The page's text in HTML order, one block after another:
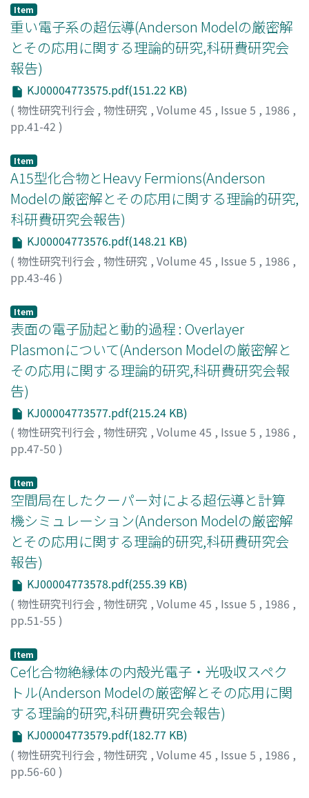
Item
重い電子系の超伝導(Anderson Modelの厳密解
とその応用に関する理論的研究,科研費研究会
報告)
KJ00004773575.pdf(151.22 KB)
( 物性研究刊行会 , 物性研究 , Volume 45 , Issue 5 , 1986 ,
pp.41-42 )
Item
A15型化合物とHeavy Fermions(Anderson
Modelの厳密解とその応用に関する理論的研究,
科研費研究会報告)
KJ00004773576.pdf(148.21 KB)
( 物性研究刊行会 , 物性研究 , Volume 45 , Issue 5 , 1986 ,
pp.43-46 )
Item
表面の電子励起と動的過程 : Overlayer
Plasmonについて(Anderson Modelの厳密解と
その応用に関する理論的研究,科研費研究会報
告)
KJ00004773577.pdf(215.24 KB)
( 物性研究刊行会 , 物性研究 , Volume 45 , Issue 5 , 1986 ,
pp.47-50 )
Item
空間局在したクーパー対による超伝導と計算
機シミュレーション(Anderson Modelの厳密解
とその応用に関する理論的研究,科研費研究会
報告)
KJ00004773578.pdf(255.39 KB)
( 物性研究刊行会 , 物性研究 , Volume 45 , Issue 5 , 1986 ,
pp.51-55 )
Item
Ce化合物絶縁体の内殻光電子・光吸収スペク
トル(Anderson Modelの厳密解とその応用に関
する理論的研究,科研費研究会報告)
KJ00004773579.pdf(182.77 KB)
( 物性研究刊行会 , 物性研究 , Volume 45 , Issue 5 , 1986 ,
pp.56-60 )